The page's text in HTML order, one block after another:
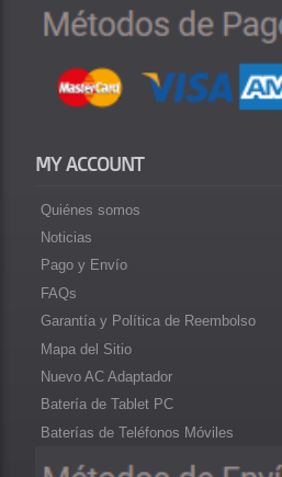
MY ACCOUNT
Quiénes somos
Noticias
Pago y Envío
FAQs
Garantía y Política de Reembolso
Mapa del Sitio
Nuevo AC Adaptador
Batería de Tablet PC
Baterías de Teléfonos Móviles